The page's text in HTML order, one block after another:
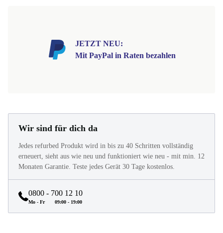
JETZT NEU:
Mit PayPal in Raten bezahlen
Wir sind für dich da
Jedes refurbed Produkt wird in bis zu 40 Schritten vollständig
erneuert, sieht aus wie neu und funktioniert wie neu - mit min. 12
Monaten Garantie. Teste jedes Gerät 30 Tage kostenlos.
0800 - 700 12 10
Mo - Fr 09:00 - 19:00